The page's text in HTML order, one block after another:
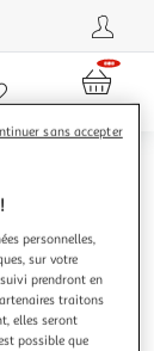
personnelles,
sur votre
prendront en
traitons
elles seront
possible que
sans accepter